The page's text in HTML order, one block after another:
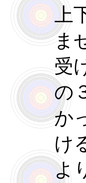
ま
受
の
か
け
よ